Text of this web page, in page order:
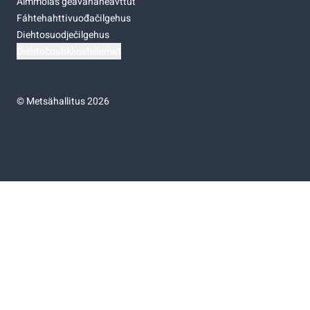
Fáhtehahttivuođačilgehus
Diehtosuodječilgehus
©Metsähallitus 2026